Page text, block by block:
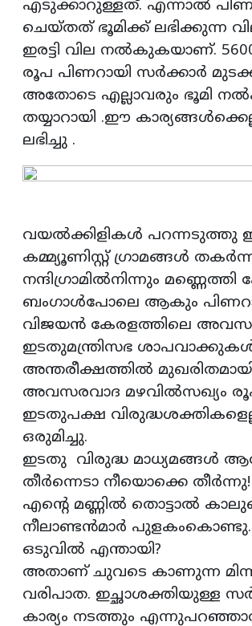
എടുക്കാറുള്ളത്. എന്നാൽ
ചെയ്തത് ഭൂമിക്ക് ലഭിക്കുന്ന
ഇരട്ടി വില നൽകുകയാണ്.
രൂപ പിണറായി സർക്കാർ
അതോടെ എല്ലാവരും ഭൂമി
തയ്യാറായി .ഈ
ലഭിച്ചു .
വയൽക്കിളികൾ പറന്നടുത്തു
കമ്മ്യൂണിസ്റ്റ് ഗ്രാമങ്ങൾ
നന്ദിഗ്രാമിൽനിന്നും മണ്ണെത്തി
ബംഗാൾപോലെ ആകും
വിജയൻ കേരളത്തിലെ
ഇടതുമന്ത്രിസഭ
അന്തരീക്ഷത്തിൽ
അവസരവാദ മഴവിൽസഖ്യം
ഇടതുപക്ഷ
ഒരുമിച്ചു.
ഇടതു വിരുദ്ധ മാധ്യമങ്ങൾ
തീർന്നെടാ നീയൊക്കെ തീർന്നു!
എന്റെ മണ്ണിൽ തൊട്ടാൽ
നീലാണ്ടൻമാർ പുളകംകൊണ്ടു.
ഒടുവിൽ എന്തായി?
അതാണ് ചുവടെ കാണുന്ന
വരിപാത. ഇച്ഛാശക്തിയുള്ള
കാര്യം നടത്തും